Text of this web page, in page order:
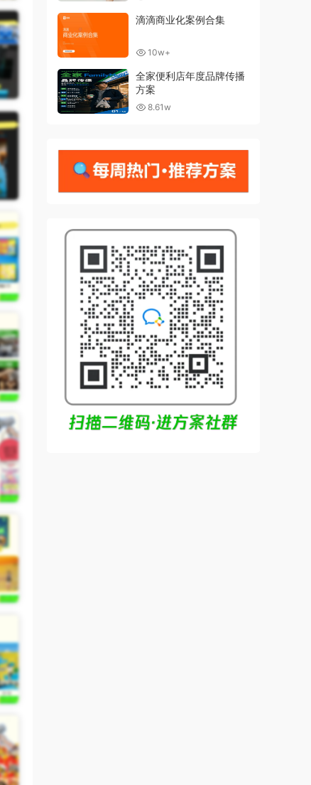
滴滴商业化案例合集
10w+
全家便利店年度品牌传播
方案
8.61w